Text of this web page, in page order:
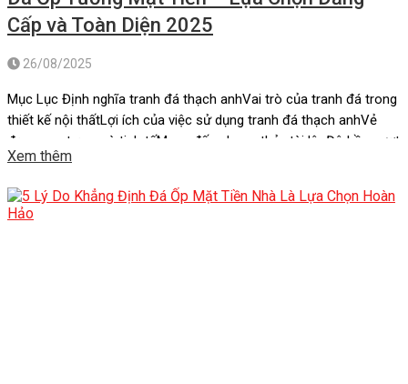
Cấp và Toàn Diện 2025
26/08/2025
Mục Lục Định nghĩa tranh đá thạch anhVai trò của tranh đá trong
thiết kế nội thấtLợi ích của việc sử dụng tranh đá thạch anhVẻ
đẹp sang trọng và tinh tếMang đến phong thủy tài lộcĐộ bền vượt
thời gianTính đa dạng trong thiết kếGóp phần bảo vệ môi
Xem thêm